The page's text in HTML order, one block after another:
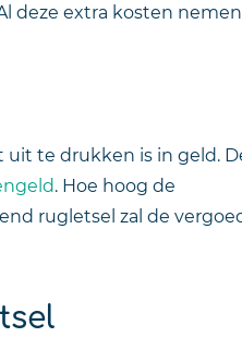
deze extra kosten
te drukken is in geld.
. Hoe hoog de
rugletsel zal de